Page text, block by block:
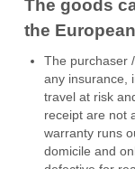
The goods
the
The purchaser
any insurance,
travel at risk
receipt are not
warranty runs
domicile and